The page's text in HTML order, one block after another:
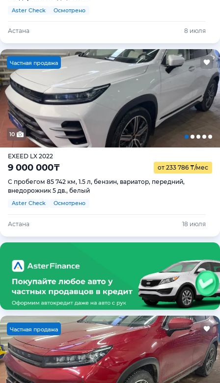
Aster Check Осмотрено
Астана 8 июля
Частная продажа
10
EXEED LX 2022
9 000 000₸ от 233 786 ₸/мес
С пробегом 85 742 км, 1.5 л, бензин, вариатор, передний,
внедорожник 5 дв., белый
Aster Check Осмотрено
Астана 18 июля
Частная продажа